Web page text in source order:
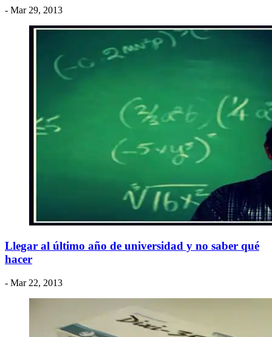
- Mar 29, 2013
Llegar al último año de universidad y no saber qué
hacer
- Mar 22, 2013